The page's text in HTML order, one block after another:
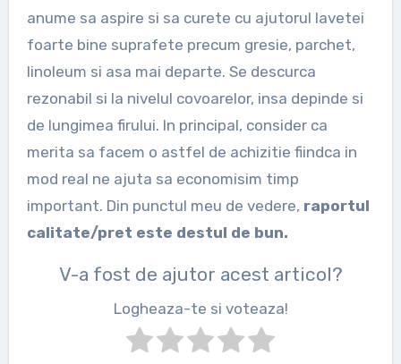
anume sa aspire si sa curete cu ajutorul lavetei
foarte bine suprafete precum gresie, parchet,
linoleum si asa mai departe. Se descurca
rezonabil si la nivelul covoarelor, insa depinde si
de lungimea firului. In principal, consider ca
merita sa facem o astfel de achizitie fiindca in
mod real ne ajuta sa economisim timp
important. Din punctul meu de vedere, raportul
calitate/pret este destul de bun.
V-a fost de ajutor acest articol?
Logheaza-te si voteaza!